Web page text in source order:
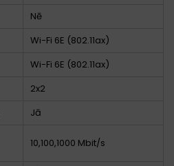
Nē
Wi-Fi 6E (802.11ax)
Wi-Fi 6E (802.11ax)
2x2
Jā
10,100,1000 Mbit/s